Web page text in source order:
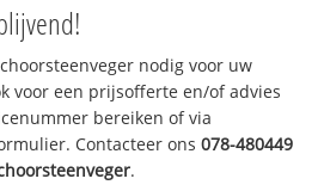
nodig voor uw
voor een prijsofferte en/of advies
bereiken of via
Contacteer ons078-480449
.